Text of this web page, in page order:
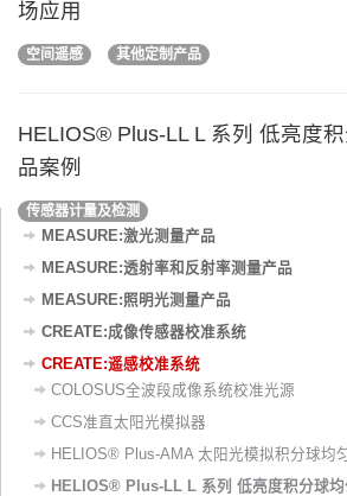
场应用
空间遥感 其他定制产品
HELIOS® Plus-LL L 系列 低亮度
品案例
传感器计量及检测
MEASURE:激光测量产品
MEASURE:透射率和反射率测量产品
MEASURE:照明光测量产品
CREATE:成像传感器校准系统
CREATE:遥感校准系统
COLOSUS全波段成像系统校准光源
CCS准直太阳光模拟器
HELIOS® Plus-AMA 太阳光模拟积分球均
HELIOS® Plus-LL L 系列 低亮度积分球均